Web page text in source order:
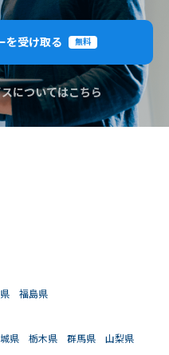
を受け取る 無料
についてはこちら
福島県
県 栃木県 群馬県
山梨県